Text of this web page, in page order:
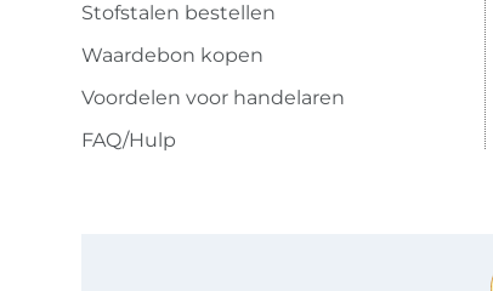
Stofstalen bestellen
Waardebon kopen
Voordelen voor handelaren
FAQ/Hulp